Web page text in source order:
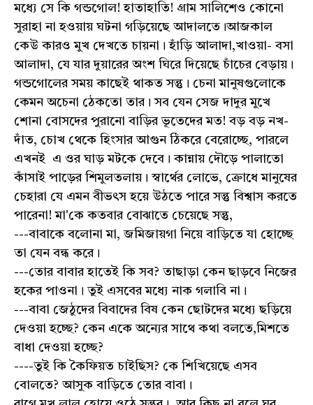
মধ্যে সে কি গন্ডগোল! হাতাহাতি! গ্রাম সালিশেও কোনো
সুরাহা না হওয়ায় ঘটনা গড়িয়েছে আদালতে।আজকাল
কেউ কারও মুখ দেখতে চায়না। হাঁড়ি আলাদা,খাওয়া- বসা
আলাদা, যে যার দুয়ারের অংশ ঘিরে দিয়েছে চাঁচের বেড়ায়।
গন্ডগোলের সময় কাছেই থাকত সন্তু। চেনা মানুষগুলোকে
কেমন অচেনা ঠেকতো তার। সব যেন সেজ দাদুর মুখে
শোনা বোসদের পুরানো বাড়ির ভূতেদের মত! বড় বড় নখ-
দাঁত, চোখ থেকে হিংসার আগুন ঠিকরে বেরোচ্ছে, পারলে
এখনই এ ওর ঘাড় মটকে দেবে। কান্নায় দৌড়ে পালাতো
কাঁসাই পাড়ের শিমুলতলায়। স্বার্থের লোভে, ক্রোধে মানুষের
চেহারা যে এমন বীভৎস হয়ে উঠতে পারে সন্তু বিশ্বাস করতে
পারেনা! মা'কে কতবার বোঝাতে চেয়েছে সন্তু,
---বাবাকে বলোনা মা, জমিজায়গা নিয়ে বাড়িতে যা হোচ্ছে
তা যেন বন্ধ করে।
---তোর বাবার হাতেই কি সব? তাছাড়া কেন ছাড়বে নিজের
হকের পাওনা। তুই এসবের মধ্যে নাক গলাবি না।
---বাবা জেঠুদের বিবাদের বিষ কেন ছোটদের মধ্যে ছড়িয়ে
দেওয়া হচ্ছে? কেন একে অন্যের সাথে কথা বলতে,মিশতে
বাধা দেওয়া হচ্ছে?
----তুই কি কৈফিয়ত চাইছিস? কে শিখিয়েছে এসব
বোলতে? আসুক বাড়িতে তোর বাবা।